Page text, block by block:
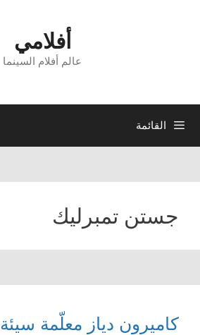
أفلامي
عالم أفلام السينما
القائمة
جستن تمبرليك
كاميرون دياز معلّمة سيئة